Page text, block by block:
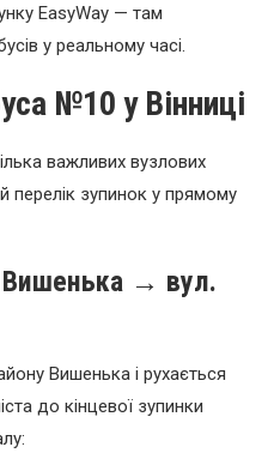
EasyWay — там
у реальному часі.
№10 у Вінниці
важливих вузлових
перелік зупинок у прямому
→ вул.
Вишенька і рухається
до кінцевої зупинки